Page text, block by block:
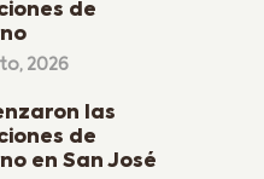
de
2026
las
de
en San José